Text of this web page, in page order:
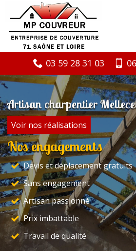
03 59 28 31 03
Artisan charpentier
Voir nos réalisations
Nos engagements
Devis et déplacement gratuits
Sans engagement
Artisan passionné
Prix imbattable
Travail de qualité